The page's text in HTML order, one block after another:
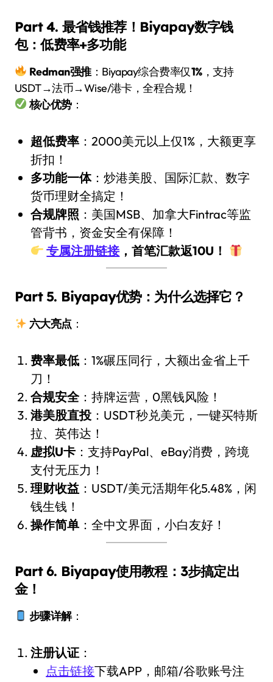
Part 4. 最省钱推荐！Biyapay数字钱
包：低费率+多功能
Redman强推：Biyapay综合费率仅1%，支持
USDT→法币→Wise/港卡，全程合规！
核心优势：
超低费率：2000美元以上仅1%，大额更享
折扣！
多功能一体：炒港美股、国际汇款、数字
货币理财全搞定！
合规牌照 ：美国MSB、加拿大Fintrac等监
管背书，资金安全有保障！
专属注册链接，首笔汇款返10U！
Part 5. Biyapay优势：为什么选择它？
六大亮点 ：
费率最低：1%碾压同行，大额出金省上千
刀！
合规安全：持牌运营，0黑钱风险！
港美股直投：USDT秒兑美元，一键买特斯
拉、英伟达！
虚拟U卡：支持PayPal、eBay消费，跨境
支付无压力！
理财收益：USDT/美元活期年化5.48%，闲
钱生钱！
操作简单：全中文界面，小白友好！
Part 6. Biyapay使用教程：3步搞定出
金！
步骤详解：
注册认证：
点击链接下载APP，邮箱/谷歌账号注